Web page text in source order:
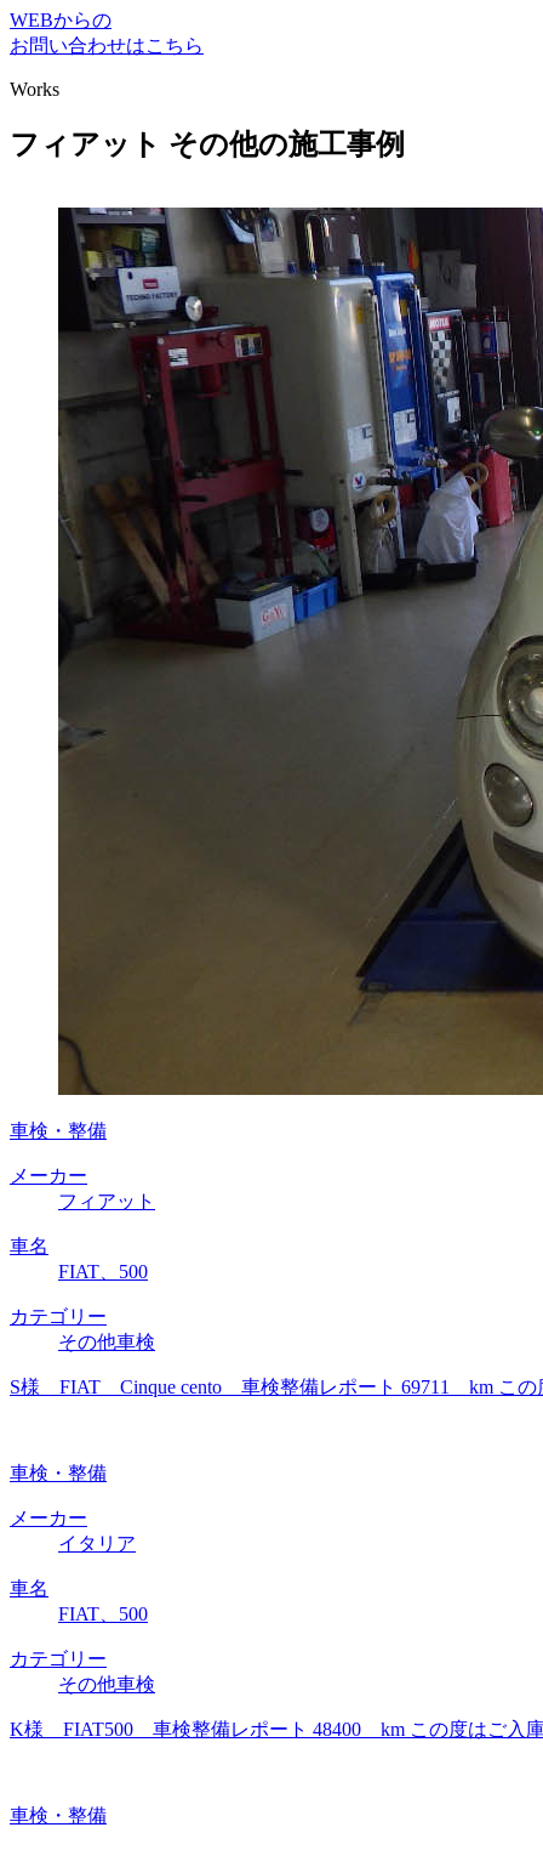
WEBからの
お問い合わせはこちら
Works
フィアット その他の施工事例
車検・整備
メーカー
フィアット
車名
FIAT、500
カテゴリー
その他車検
S様 FIAT Cinque cento 車検整備レポート 69711 km この
車検・整備
メーカー
イタリア
車名
FIAT、500
カテゴリー
その他車検
K様 FIAT500 車検整備レポート 48400 km この度はご入
車検・整備